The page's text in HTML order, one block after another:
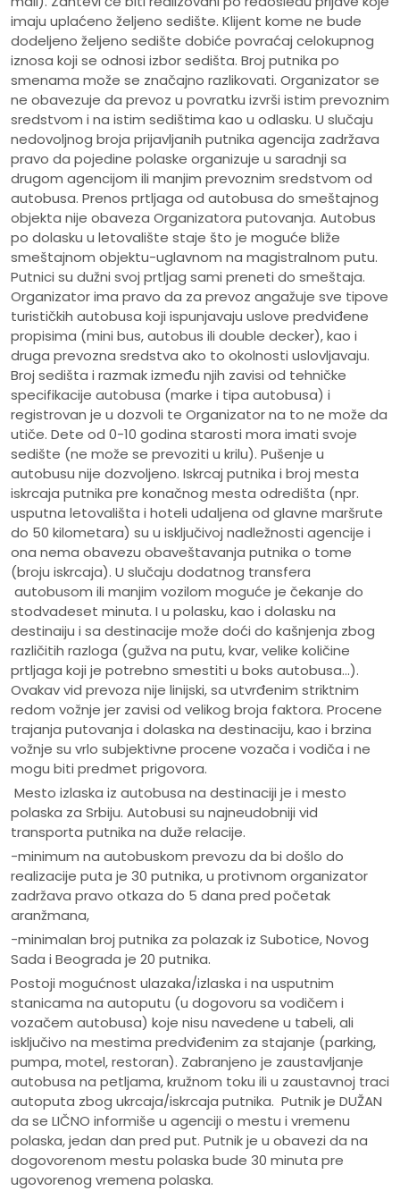
imaju uplaćeno željeno sedište. Klijent kome ne bude
dodeljeno željeno sedište dobiće povraćaj celokupnog
iznosa koji se odnosi izbor sedišta. Broj putnika po
smenama može se značajno razlikovati. Organizator se
ne obavezuje da prevoz u povratku izvrši istim prevoznim
sredstvom i na istim sedištima kao u odlasku. U slučaju
nedovoljnog broja prijavljanih putnika agencija zadržava
pravo da pojedine polaske organizuje u saradnji sa
drugom agencijom ili manjim prevoznim sredstvom od
autobusa. Prenos prtljaga od autobusa do smeštajnog
objekta nije obaveza Organizatora putovanja. Autobus
po dolasku u letovalište staje što je moguće bliže
smeštajnom objektu-uglavnom na magistralnom putu.
Putnici su dužni svoj prtljag sami preneti do smeštaja.
Organizator ima pravo da za prevoz angažuje sve tipove
turističkih autobusa koji ispunjavaju uslove predviđene
propisima (mini bus, autobus ili double decker), kao i
druga prevozna sredstva ako to okolnosti uslovljavaju.
Broj sedišta i razmak između njih zavisi od tehničke
specifikacije autobusa (marke i tipa autobusa) i
registrovan je u dozvoli te Organizator na to ne može da
utiče. Dete od 0-10 godina starosti mora imati svoje
sedište (ne može se prevoziti u krilu). Pušenje u
autobusu nije dozvoljeno. Iskrcaj putnika i broj mesta
iskrcaja putnika pre konačnog mesta odredišta (npr.
usputna letovališta i hoteli udaljena od glavne maršrute
do 50 kilometara) su u isključivoj nadležnosti agencije i
ona nema obavezu obaveštavanja putnika o tome
(broju iskrcaja). U slučaju dodatnog transfera
autobusom ili manjim vozilom moguće je čekanje do
stodvadeset minuta. I u polasku, kao i dolasku na
destinaiju i sa destinacije može doći do kašnjenja zbog
različitih razloga (gužva na putu, kvar, velike količine
prtljaga koji je potrebno smestiti u boks autobusa...).
Ovakav vid prevoza nije linijski, sa utvrđenim striktnim
redom vožnje jer zavisi od velikog broja faktora. Procene
trajanja putovanja i dolaska na destinaciju, kao i brzina
vožnje su vrlo subjektivne procene vozača i vodiča i ne
mogu biti predmet prigovora.
Mesto izlaska iz autobusa na destinaciji je i mesto
polaska za Srbiju. Autobusi su najneudobniji vid
transporta putnika na duže relacije.
-minimum na autobuskom prevozu da bi došlo do
realizacije puta je 30 putnika, u protivnom organizator
zadržava pravo otkaza do 5 dana pred početak
aranžmana,
-minimalan broj putnika za polazak iz Subotice, Novog
Sada i Beograda je 20 putnika.
Postoji mogućnost ulazaka/izlaska i na usputnim
stanicama na autoputu (u dogovoru sa vodičem i
vozačem autobusa) koje nisu navedene u tabeli, ali
isključivo na mestima predviđenim za stajanje (parking,
pumpa, motel, restoran). Zabranjeno je zaustavljanje
autobusa na petljama, kružnom toku ili u zaustavnoj traci
autoputa zbog ukrcaja/iskrcaja putnika. Putnik je DUŽAN
da se LIČNO informiše u agenciji o mestu i vremenu
polaska, jedan dan pred put. Putnik je u obavezi da na
dogovorenom mestu polaska bude 30 minuta pre
ugovorenog vremena polaska.